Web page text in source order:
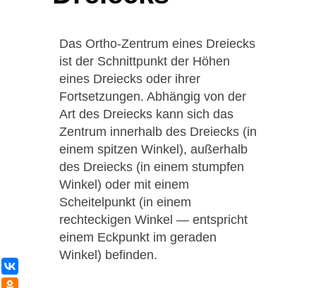
Das Ortho-Zentrum eines Dreiecks
ist der Schnittpunkt der Höhen
eines Dreiecks oder ihrer
Fortsetzungen. Abhängig von der
Art des Dreiecks kann sich das
Zentrum innerhalb des Dreiecks (in
einem spitzen Winkel), außerhalb
des Dreiecks (in einem stumpfen
Winkel) oder mit einem
Scheitelpunkt (in einem
rechteckigen Winkel — entspricht
einem Eckpunkt im geraden
Winkel) befinden.